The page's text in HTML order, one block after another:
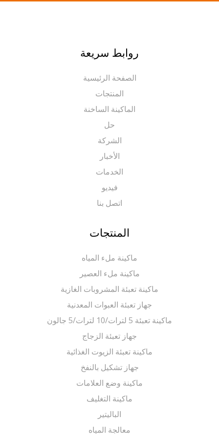
روابط سريعة
الصفحة الرئيسية
المنتجات
الماكينة الساخنة
الشركة
الخدمات
اتصل بنا
المنتجات
ماكينة ملء المياه
ماكينة ملء العصير
ماكينة تعبئة المشروبات الغازية
جهاز تعبئة العبوات المعدنية
ماكينة تعبئة 5 لترات/10 لترات/5 جالون
جهاز تعبئة الزجاج
ماكينة تعبئة الزيوت الغذائية
جهاز تشكيل بالنفخ
ماكينة وضع العلامات
ماكينة التغليف
الباليتير
معالجة المياه